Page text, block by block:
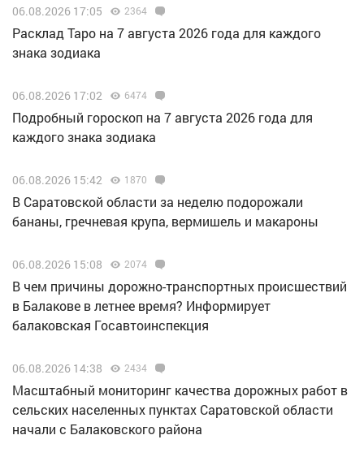
06.08.2026 17:05 2364
Расклад Таро на 7 августа 2026 года для каждого
знака зодиака
06.08.2026 17:02 6474
Подробный гороскоп на 7 августа 2026 года для
каждого знака зодиака
06.08.2026 15:42 1870
В Саратовской области за неделю подорожали
бананы, гречневая крупа, вермишель и макароны
06.08.2026 15:08 2074
В чем причины дорожно-транспортных происшествий
в Балакове в летнее время? Информирует
балаковская Госавтоинспекция
06.08.2026 14:38 2434
Масштабный мониторинг качества дорожных работ в
сельских населенных пунктах Саратовской области
начали с Балаковского района